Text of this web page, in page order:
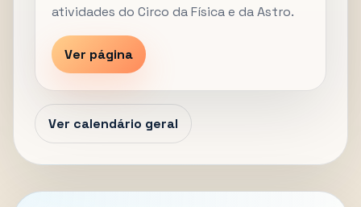
atividades do Circo da Física e da Astro.
Ver página
Ver calendário geral